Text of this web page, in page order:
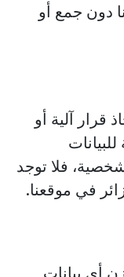
دون جمع أو
قرار آلية أو
فلا توجد
في موقعنا.